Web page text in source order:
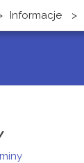
Informacje >